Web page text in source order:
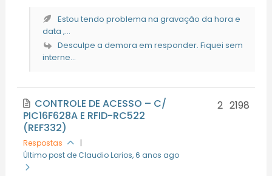
Estou tendo problema na gravação da hora e
data ,...
Desculpe a demora em responder. Fiquei sem
interne...
CONTROLE DE ACESSO – C/
PIC16F628A E RFID-RC522
(REF332)
Respostas
|
Último post de Claudio Larios, 6 anos ago
2198
2